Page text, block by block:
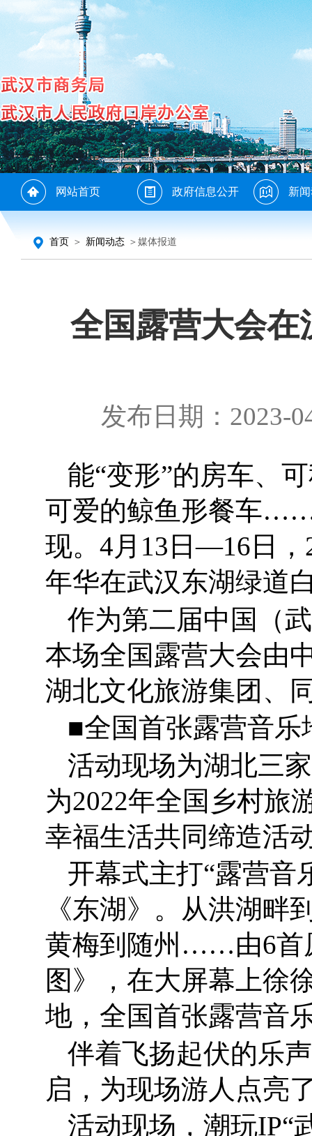
网站首页 政府信息公开 新
首页 ＞ 新闻动态 ＞媒体报道
全国露营大会在
发布日期：2023-
能“变形”的房车、
可爱的鲸鱼形餐车……
现。4月13日—16日，
年华在武汉东湖绿道
作为第二届中国（
本场全国露营大会由
湖北文化旅游集团、
■全国首张露营音乐
活动现场为湖北三
为2022年全国乡村旅
幸福生活共同缔造活
开幕式主打“露营音
《东湖》。从洪湖畔
黄梅到随州……由6首
图》，在大屏幕上徐
地，全国首张露营音
伴着飞扬起伏的乐
启，为现场游人点亮
活动现场，潮玩IP“